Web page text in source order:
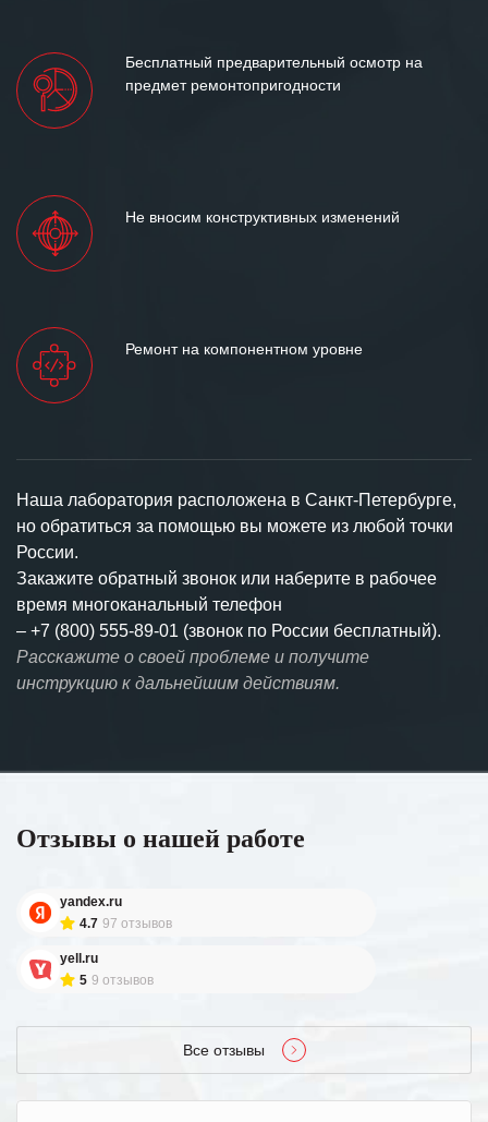
Бесплатный предварительный осмотр на
предмет ремонтопригодности
Не вносим конструктивных изменений
Ремонт на компонентном уровне
Наша лаборатория расположена в Санкт-Петербурге,
но обратиться за помощью вы можете из любой точки
России.
Закажите обратный звонок или наберите в рабочее
время многоканальный телефон
– +7 (800) 555-89-01 (звонок по России бесплатный).
Расскажите о своей проблеме и получите
инструкцию к дальнейшим действиям.
Отзывы о нашей работе
yandex.ru
4.7 97 отзывов
yell.ru
5 9 отзывов
Все отзывы